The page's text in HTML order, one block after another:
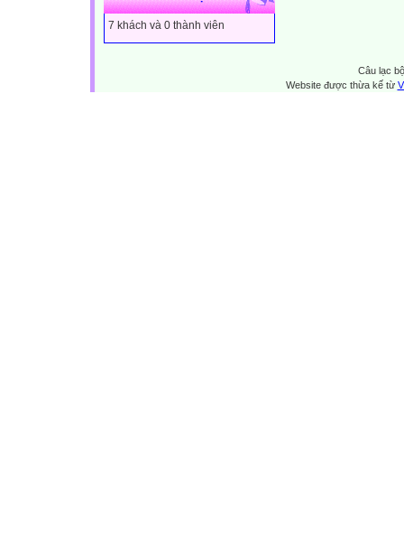
7 khách và 0 thành viên
Câu lạc
Website được thừa kế từ